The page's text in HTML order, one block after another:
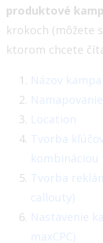
produktové
krokoch (môžete
ktorom chcete
Názov
Location
Tvorba
kombináciou
Tvorba
callouty)
Nastavenie
maxCPC)